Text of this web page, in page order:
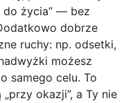
do życia” — bez
dobrze
ruchy: np. odsetki,
możesz
samego celu. To
okazji”, a Ty nie